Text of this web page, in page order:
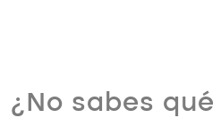
¿No sabes